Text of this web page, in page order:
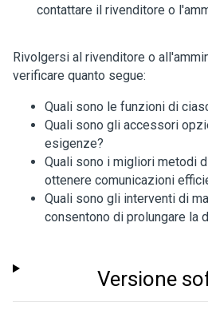
contattare il rivenditore o
Rivolgersi al rivenditore o
verificare quanto segue:
Quali sono le funzioni di
Quali sono gli accessori
esigenze?
Quali sono i migliori metodi
ottenere comunicazioni
Quali sono gli interventi di
consentono di prolungare la
Versione